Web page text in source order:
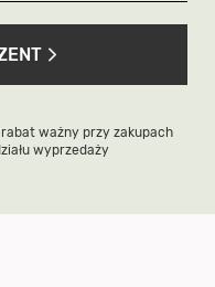
rabat ważny przy zakupach
wyprzedaży